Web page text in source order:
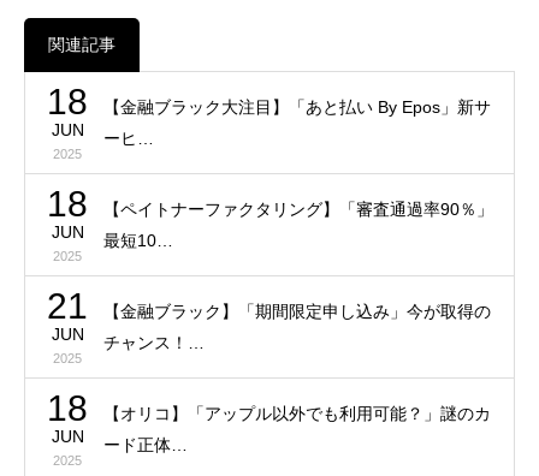
関連記事
18
JUN
2025
【金融ブラック大注目】「あと払い By Epos」新サ
ーヒ…
18
JUN
2025
【ペイトナーファクタリング】「審査通過率90％」
最短10…
21
JUN
2025
【金融ブラック】「期間限定申し込み」今が取得の
チャンス！…
18
JUN
2025
【オリコ】「アップル以外でも利用可能？」謎のカ
ード正体…